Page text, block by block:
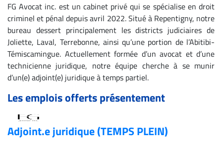
EMPLOIS
AVOCATS
ET
JURISTES
Offres
d'emploi
Continue
Métiers
FG Avocat inc. est un cabinet privé qui se spécialise en droit
criminel et pénal depuis avril 2022. Situé à Repentigny, notre
bureau dessert principalement les districts judiciaires de
Joliette, Laval, Terrebonne, ainsi qu’une portion de l’Abitibi-
Témiscamingue. Actuellement formée d’un avocat et d’une
technicienne juridique, notre équipe cherche à se munir
d’un(e) adjoint(e) juridique à temps partiel.
Les emplois offerts présentement
Adjoint.e juridique (TEMPS PLEIN)